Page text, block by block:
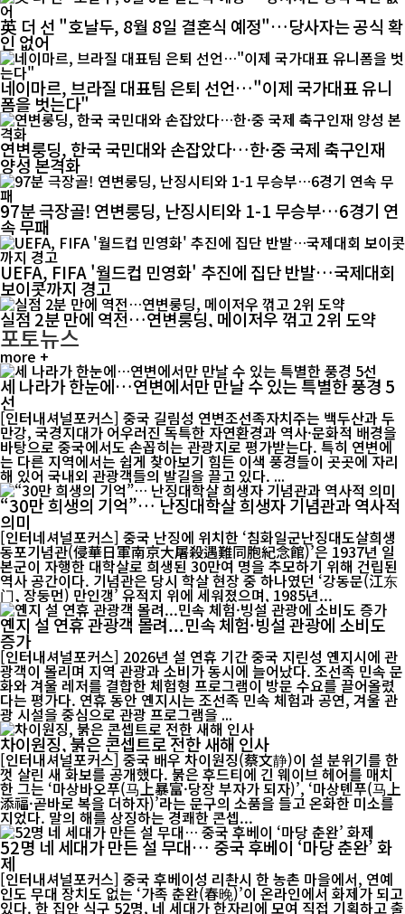
英 더 선 "호날두, 8월 8일 결혼식 예정"…당사자는 공식 확
인 없어
네이마르, 브라질 대표팀 은퇴 선언…"이제 국가대표 유니
폼을 벗는다"
연변룽딩, 한국 국민대와 손잡았다…한·중 국제 축구인재
양성 본격화
97분 극장골! 연변룽딩, 난징시티와 1-1 무승부…6경기 연
속 무패
UEFA, FIFA '월드컵 민영화' 추진에 집단 반발…국제대회
보이콧까지 경고
실점 2분 만에 역전…연변룽딩, 메이저우 꺾고 2위 도약
포토뉴스
more +
세 나라가 한눈에…연변에서만 만날 수 있는 특별한 풍경 5
선
[인터내셔널포커스] 중국 길림성 연변조선족자치주는 백두산과 두
만강, 국경지대가 어우러진 독특한 자연환경과 역사·문화적 배경을
바탕으로 중국에서도 손꼽히는 관광지로 평가받는다. 특히 연변에
는 다른 지역에서는 쉽게 찾아보기 힘든 이색 풍경들이 곳곳에 자리
해 있어 국내외 관광객들의 발길을 끌고 있다. ...
“30만 희생의 기억”… 난징대학살 희생자 기념관과 역사적
의미
[인터네셔널포커스] 중국 난징에 위치한 ‘침화일군난징대도살희생
동포기념관(侵華日軍南京大屠殺遇難同胞紀念館)’은 1937년 일
본군이 자행한 대학살로 희생된 30만여 명을 추모하기 위해 건립된
역사 공간이다. 기념관은 당시 학살 현장 중 하나였던 ‘강동문(江东
门, 장둥먼) 만인갱’ 유적지 위에 세워졌으며, 1985년...
옌지 설 연휴 관광객 몰려...민속 체험·빙설 관광에 소비도
증가
[인터내셔널포커스] 2026년 설 연휴 기간 중국 지린성 옌지시에 관
광객이 몰리며 지역 관광과 소비가 동시에 늘어났다. 조선족 민속 문
화와 겨울 레저를 결합한 체험형 프로그램이 방문 수요를 끌어올렸
다는 평가다. 연휴 동안 옌지시는 조선족 민속 체험과 공연, 겨울 관
광 시설을 중심으로 관광 프로그램을 ...
차이원징, 붉은 콘셉트로 전한 새해 인사
[인터내셔널포커스] 중국 배우 차이원징(蔡文静)이 설 분위기를 한
껏 살린 새 화보를 공개했다. 붉은 후드티에 긴 웨이브 헤어를 매치
한 그는 ‘마상바오푸(马上暴富·당장 부자가 되자)’, ‘마상톈푸(马上
添福·곧바로 복을 더하자)’라는 문구의 소품을 들고 온화한 미소를
지었다. 말의 해를 상징하는 경쾌한 콘셉...
52명 네 세대가 만든 설 무대… 중국 후베이 ‘마당 춘완’ 화
제
[인터내셔널포커스] 중국 후베이성 리촨시 한 농촌 마을에서, 연예
인도 무대 장치도 없는 ‘가족 춘완(春晚)’이 온라인에서 화제가 되고
있다. 한 집안 식구 52명, 네 세대가 한자리에 모여 직접 기획하고 출